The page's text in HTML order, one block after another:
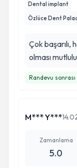
Dental implant
Özlüce Dent
Çok
olması
Randevu sonrası
M*** Y***
Zamanlama
5.0